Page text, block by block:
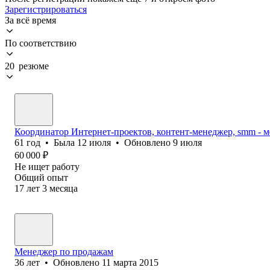
Зарегистрироваться
За всё время
По соответствию
20 резюме
Координатор Интернет-проектов, контент-менеджер, smm -
61 год • Была 12 июля • Обновлено 9 июля
60 000 ₽
Не ищет работу
Общий опыт
17 лет 3 месяца
Менеджер по продажам
36 лет • Обновлено 11 марта 2015